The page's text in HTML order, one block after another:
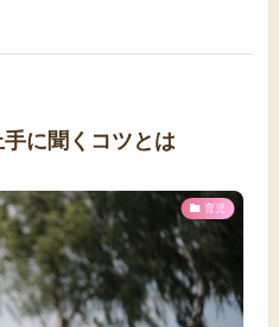
に聞くコツとは
育児